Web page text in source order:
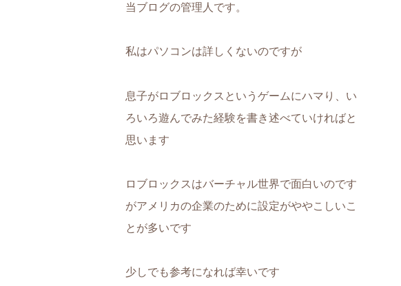
当ブログの管理人です。
私はパソコンは詳しくないのですが
息子がロブロックスというゲームにハマり、い
ろいろ遊んでみた経験を書き述べていければと
思います
ロブロックスはバーチャル世界で面白いのです
がアメリカの企業のために設定がややこしいこ
とが多いです
少しでも参考になれば幸いです